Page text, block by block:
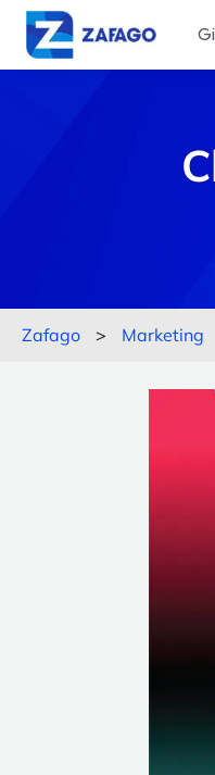
Zafago > Marketing